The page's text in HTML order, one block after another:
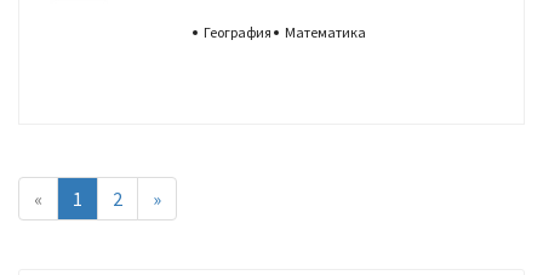
География Математика
« 1 2 »